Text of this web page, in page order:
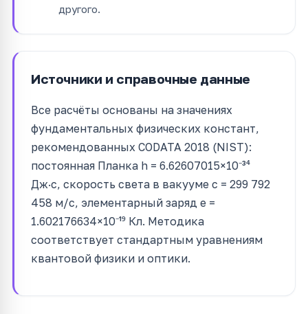
другого.
Источники и справочные данные
Все расчёты основаны на значениях
фундаментальных физических констант,
рекомендованных CODATA 2018 (NIST):
постоянная Планка h = 6.62607015×10⁻³⁴
Дж·с, скорость света в вакууме c = 299 792
458 м/с, элементарный заряд e =
1.602176634×10⁻¹⁹ Кл. Методика
соответствует стандартным уравнениям
квантовой физики и оптики.